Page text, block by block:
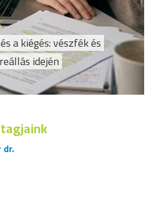
a kiégés: vészfék és
idején
dr.